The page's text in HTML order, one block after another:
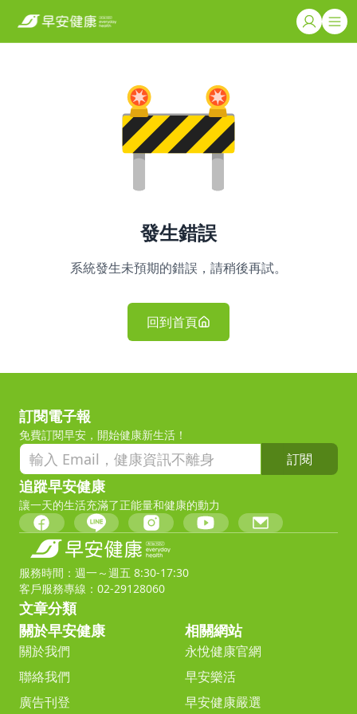
發生錯誤
系統發生未預期的錯誤，請稍後再試。
回到首頁
訂閱電子報
免費訂閱早安，開始健康新生活！
訂閱
追蹤早安健康
讓一天的生活充滿了正能量和健康的動力
服務時間：週一～週五 8:30-17:30
客戶服務專線：02-29128060
文章分類
關於早安健康
關於我們
聯絡我們
廣告刊登
相關網站
永悅健康官網
早安樂活
早安健康嚴選